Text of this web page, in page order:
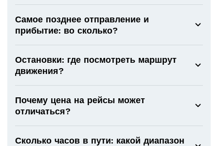
Самое позднее отправление и
прибытие: во сколько?
Остановки: где посмотреть маршрут
движения?
Почему цена на рейсы может
отличаться?
Сколько часов в пути: какой диапазон